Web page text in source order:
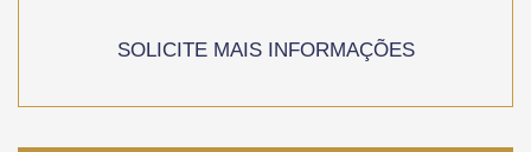
SOLICITE MAIS INFORMAÇÕES